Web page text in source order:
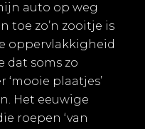
auto op weg
toe zo’n zooitje is
oppervlakkigheid
dat soms zo
plaatjes’
Het eeuwige
roepen ‘van